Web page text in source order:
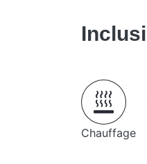
Chauffage